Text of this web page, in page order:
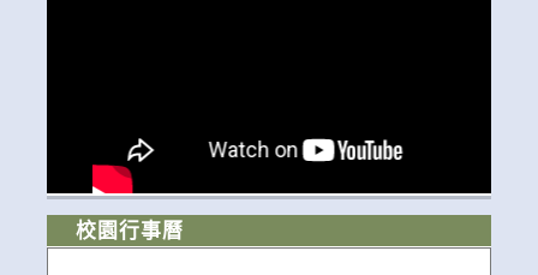
校園行事曆